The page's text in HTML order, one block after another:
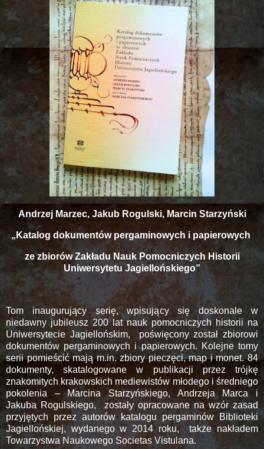
Andrzej Marzec, Jakub Rogulski, Marcin Starzyński
„Katalog dokumentów pergaminowych i papierowych
ze zbiorów Zakładu Nauk Pomocniczych Historii
Uniwersytetu Jagiellońskiego”
Tom inaugurujący serię, wpisujący się doskonale w
niedawny jubileusz 200 lat nauk pomocniczych historii na
Uniwersytecie Jagiellońskim, poświęcony został zbiorowi
dokumentów pergaminowych i papierowych. Kolejne tomy
serii pomieścić mają m.in. zbiory pieczęci, map i monet. 84
dokumenty, skatalogowane w publikacji przez trójkę
znakomitych krakowskich mediewistów młodego i średniego
pokolenia – Marcina Starzyńskiego, Andrzeja Marca i
Jakuba Rogulskiego, zostały opracowane na wzór zasad
przyjętych przez autorów katalogu pergaminów Biblioteki
Jagiellońskiej, wydanego w 2014 roku, także nakładem
Towarzystwa Naukowego Societas Vistulana.